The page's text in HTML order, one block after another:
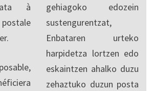
à
gehiagoko edozein
sustengurentzat,
Enbataren urteko
harpidetza lortzen edo
eskaintzen ahalko duzu
zehaztuko duzun posta